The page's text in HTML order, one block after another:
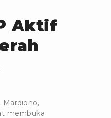
Aktif
Mardiono,
membuka